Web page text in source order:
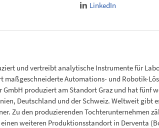
LinkedIn
und vertreibt analytische Instrumente für
maßgeschneiderte Automations- und Robotik-
GmbH produziert am Standort Graz und hat fünf
Deutschland und der Schweiz. Weltweit gibt
Zu den produzierenden Tochterunternehmen
weiteren Produktionsstandort in Derventa